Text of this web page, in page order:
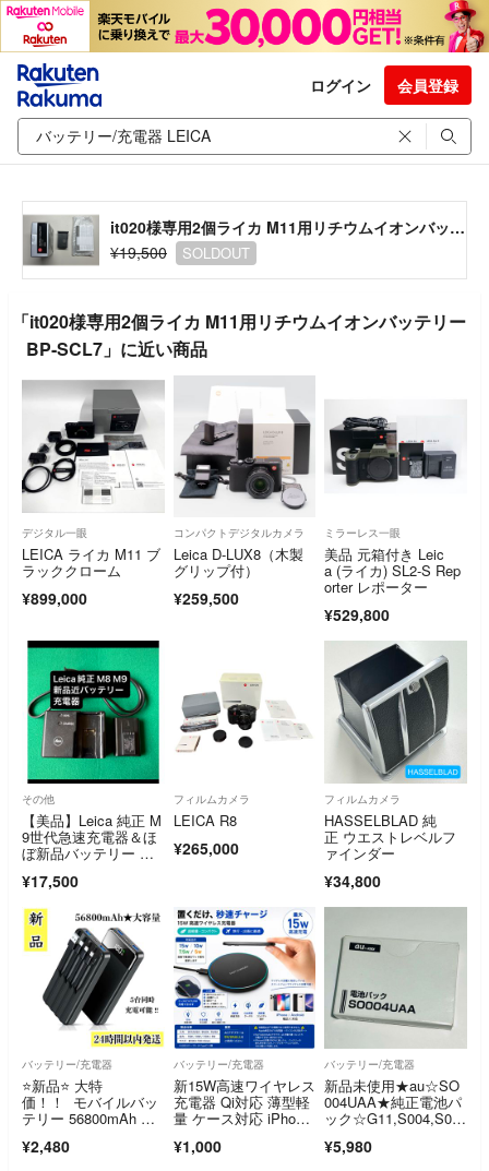
ログイン 会員登録
it020様専用2個ライカ M11用リチウムイオンバッテリー BP-SCL7
¥19,500
SOLDOUT
「it020様専用2個ライカ M11用リチウムイオンバッテリー
BP-SCL7」に近い商品
デジタル一眼
LEICA ライカ M11 ブ
ラッククローム
¥899,000
コンパクトデジタルカメラ
Leica D-LUX8（木製
グリップ付）
¥259,500
ミラーレス一眼
美品 元箱付き Leic
a (ライカ) SL2-S Rep
orter レポーター
¥529,800
その他
【美品】Leica 純正 M
9世代急速充電器＆ほ
ぼ新品バッテリー M8/
¥17,500
フィルムカメラ
LEICA R8
¥265,000
フィルムカメラ
HASSELBLAD 純
正 ウエストレベルフ
ァインダー
¥34,800
バッテリー/充電器
⭐️新品⭐️ 大特
価！！ モバイルバッ
テリー 56800mAh 大
¥2,480
バッテリー/充電器
新15W高速ワイヤレス
充電器 Qi対応 薄型軽
量 ケース対応 iPhone
¥1,000
バッテリー/充電器
新品未使用★au☆SO
004UAA★純正電池パ
ック☆G11,S004,S00
リー☆送料無料
¥5,980